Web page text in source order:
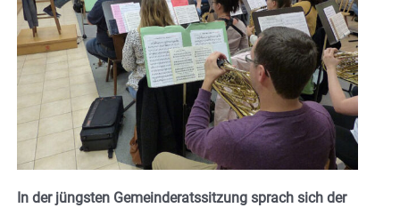
In der jüngsten Gemeinderatssitzung sprach sich der